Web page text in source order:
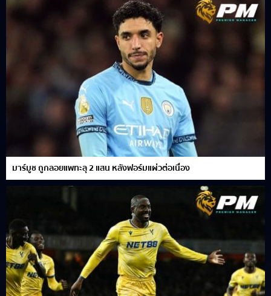
มาร์มูช ถูกลอยแพทะลุ 2 แสน หลังฟอร์มแผ่วต่อเนื่อง